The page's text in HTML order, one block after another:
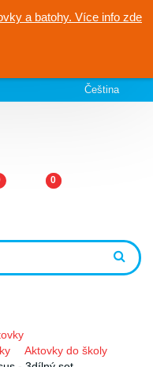
a batohy. Více info zde
Čeština
0
Aktovky do školy